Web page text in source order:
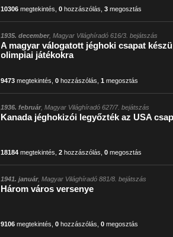
10306 megtekintés ,0 hozzászólás ,3 megosztás
1935. december, Magyar Világhíradó 616/3. bejátszás
A magyar válogatott jéghoki csapat
olimpiai játékokra
9473 megtekintés ,0 hozzászólás ,1 megosztás
1936. február, Magyar Világhíradó 627/7. bejátszás
Kanada jéghokizói legyőzték az USA
18184 megtekintés ,2 hozzászólás ,0 megosztás
1941. január, Magyar Világhíradó 881/8. bejátszás
Három város versenye
9106 megtekintés ,0 hozzászólás ,0 megosztás